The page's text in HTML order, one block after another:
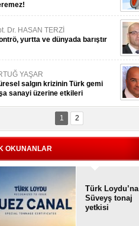
Dr. HASAN TERZİ
yurtta ve dünyada barıştır
YAŞAR
salgın krizinin Türk gemi
sanayi üzerine etkileri
MESUT AZMİ GÖKSOY
1 2
OKUNANLAR
Türk Loydu’na
Süveyş tonaj
yetkisi